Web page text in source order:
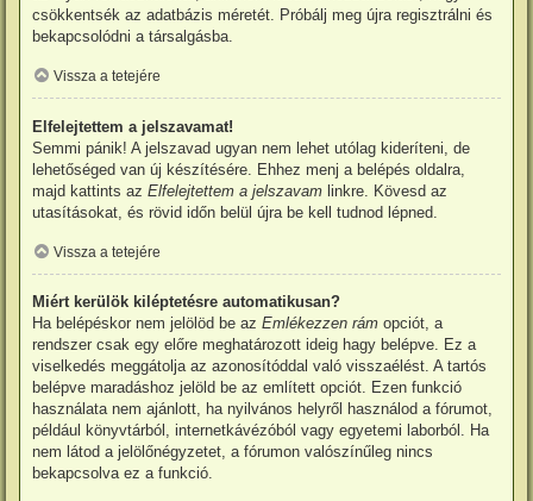
csökkentsék az adatbázis méretét. Próbálj meg újra regisztrálni és
bekapcsolódni a társalgásba.
Vissza a tetejére
Elfelejtettem a jelszavamat!
Semmi pánik! A jelszavad ugyan nem lehet utólag kideríteni, de
lehetőséged van új készítésére. Ehhez menj a belépés oldalra,
majd kattints az Elfelejtettem a jelszavam linkre. Kövesd az
utasításokat, és rövid időn belül újra be kell tudnod lépned.
Vissza a tetejére
Miért kerülök kiléptetésre automatikusan?
Ha belépéskor nem jelölöd be az Emlékezzen rám opciót, a
rendszer csak egy előre meghatározott ideig hagy belépve. Ez a
viselkedés meggátolja az azonosítóddal való visszaélést. A tartós
belépve maradáshoz jelöld be az említett opciót. Ezen funkció
használata nem ajánlott, ha nyilvános helyről használod a fórumot,
például könyvtárból, internetkávézóból vagy egyetemi laborból. Ha
nem látod a jelölőnégyzetet, a fórumon valószínűleg nincs
bekapcsolva ez a funkció.